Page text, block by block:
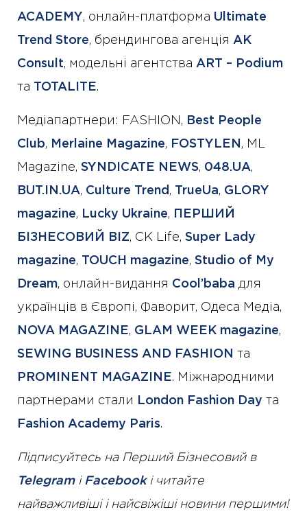
ACADEMY, онлайн-платформа Ultimate
Trend Store, брендингова агенція AK
Consult, модельні агентства ART – Podium
та TOTALITE.
Медіапартнери: FASHION, Best People
Club, Merlaine Magazine, FOSTYLEN , ML
Magazine, SYNDICATE NEWS, 048.UA,
BUT.IN.UA, Culture Trend , TrueUa, GLORY
magazine, Lucky Ukraine, ПЕРШИЙ
БІЗНЕСОВИЙ BIZ, СК Life, Super Lady
magazine, TOUCH magazine, Studio of My
Dream, онлайн-видання Cool’baba для
українців в Європі, Фаворит, Одеса Медіа,
NOVA MAGAZINE, GLAM WEEK magazine,
SEWING BUSINESS AND FASHION та
PROMINENT MAGAZINE. Міжнародними
партнерами стали London Fashion Day та
Fashion Academy Paris.
Підписуйтесь на Перший Бізнесовий в
Telegramі Facebookі читайте
найважливіші і найсвіжіші новини першими!